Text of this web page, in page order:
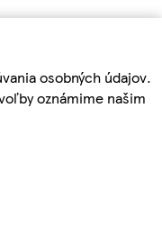
osobných údajov.
oznámime našim